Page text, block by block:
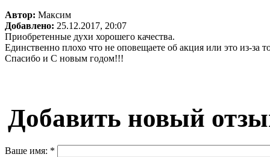
Автор: Максим
Добавлено: 25.12.2017, 20:07
Приобретенные духи хорошего качества.
Единственно плохо что не оповещаете об акция или это из-за
Спасибо и С новым годом!!!
Добавить новый
Ваше имя: *